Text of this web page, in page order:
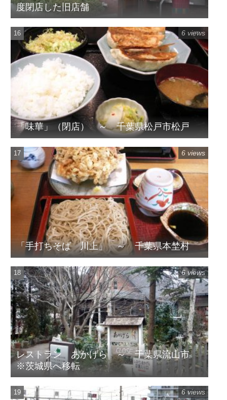
度閉店した旧店舗
「味華」（閉店） ～ 千葉県松戸市松戸
6 views
「手打ちそば 川上」 ～ 千葉県本埜村
6 views
レストラン あかげら ～ 千葉県流山市
※茨城県へ移転
6 views
6 views